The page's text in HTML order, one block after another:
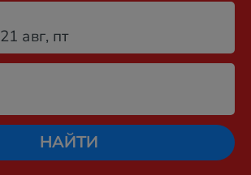
21 авг, пт
НАЙТИ